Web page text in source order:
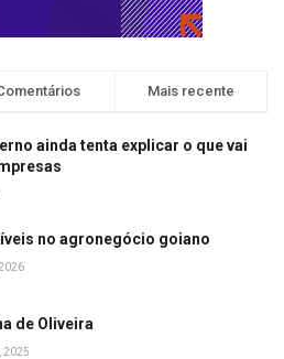
Mais recente
ainda tenta explicar o que vai
no agronegócio goiano
de Oliveira
2025